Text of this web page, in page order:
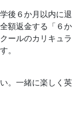
後６か月以内に退
額返金する「６か
ールのカリキュラ
。
。一緒に楽しく英